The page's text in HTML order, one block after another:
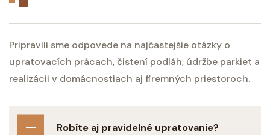
Pripravili sme odpovede na najčastejšie otázky o
upratovacích prácach, čistení podláh, údržbe parkiet a
realizácii v domácnostiach aj firemných priestoroch.
Robíte aj pravidelné upratovanie?